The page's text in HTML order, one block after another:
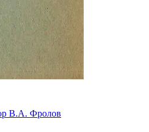
В.А. Фролов